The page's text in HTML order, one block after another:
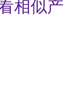
相似产